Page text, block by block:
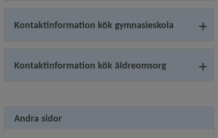
Kontaktinformation kök gymnasieskola
Kontaktinformation kök äldreomsorg
Andra sidor